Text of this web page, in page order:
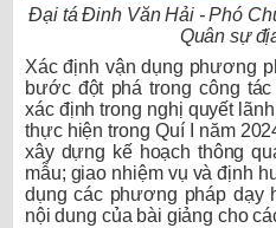
Đại tá Đinh Văn Hải - Phó
Quân sự
Xác định vận dụng phương
bước đột phá trong công
xác định trong nghị quyết
thực hiện trong Quí I năm
xây dựng kế hoạch thông
mẫu; giao nhiệm vụ và định
dụng các phương pháp dạy
nội dung của bài giảng cho